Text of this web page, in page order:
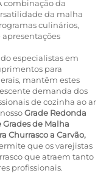
combinação da
da malha
culinários,
apresentações
especialistas em
para
mantêm estes
demanda dos
de cozinha ao ar
Grade Redonda
de Malha
Churrasco a Carvão,
que os varejistas
que atraem tanto
profissionais.